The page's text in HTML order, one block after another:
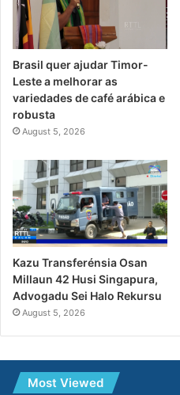
Brasil quer ajudar Timor-
Leste a melhorar as
variedades de café arábica e
robusta
August 5, 2026
Kazu Transferénsia Osan
Millaun 42 Husi Singapura,
Advogadu Sei Halo Rekursu
August 5, 2026
Most Viewed